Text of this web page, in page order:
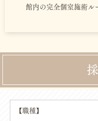
館内の完全個室施術ル
【職種】